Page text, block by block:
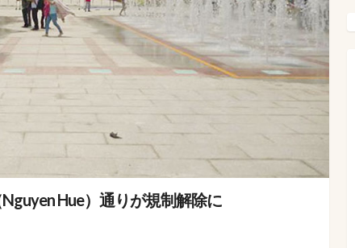
Hue）通りが規制解除に